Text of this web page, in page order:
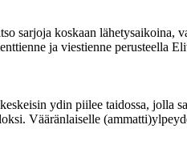
sarjoja koskaan lähetysaikoina,
ja viestienne perusteella
ydin piilee taidossa, jolla
Vääränlaiselle